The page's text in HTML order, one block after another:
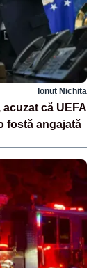
Ionuț Nichita
că UEFA
fostă angajată